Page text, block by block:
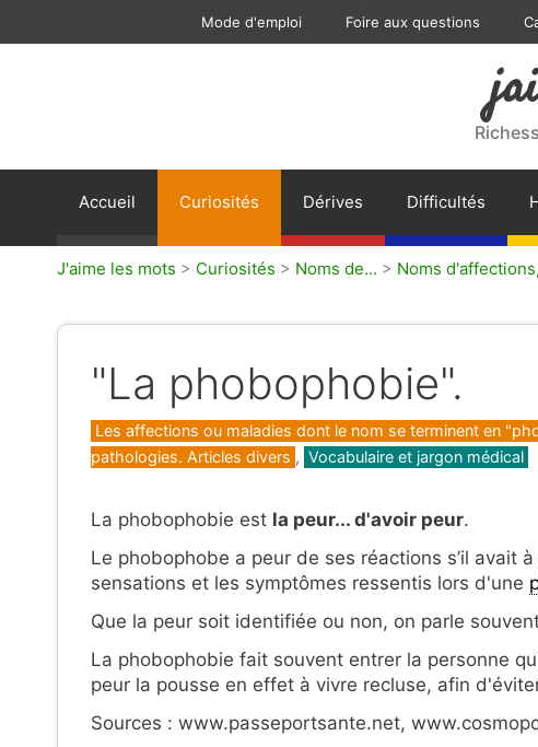
Mode d'emploi Foire aux questions
Accueil Curiosités Dérives Difficultés
J'aime les mots > Curiosités > Noms de... > Noms
"La phobophobie".
Catégories
Les affections ou maladies dont le nom se terminent en
pathologies. Articles divers , Vocabulaire et jargon médical
La phobophobie est la peur... d'avoir peur.
Le phobophobe a peur de ses réactions s’il avait
sensations et les symptômes ressentis lors d'une
Que la peur soit identifiée ou non, on parle
La phobophobie fait souvent entrer la personne
peur la pousse en effet à vivre recluse, afin
Sources : www.passeportsante.net,